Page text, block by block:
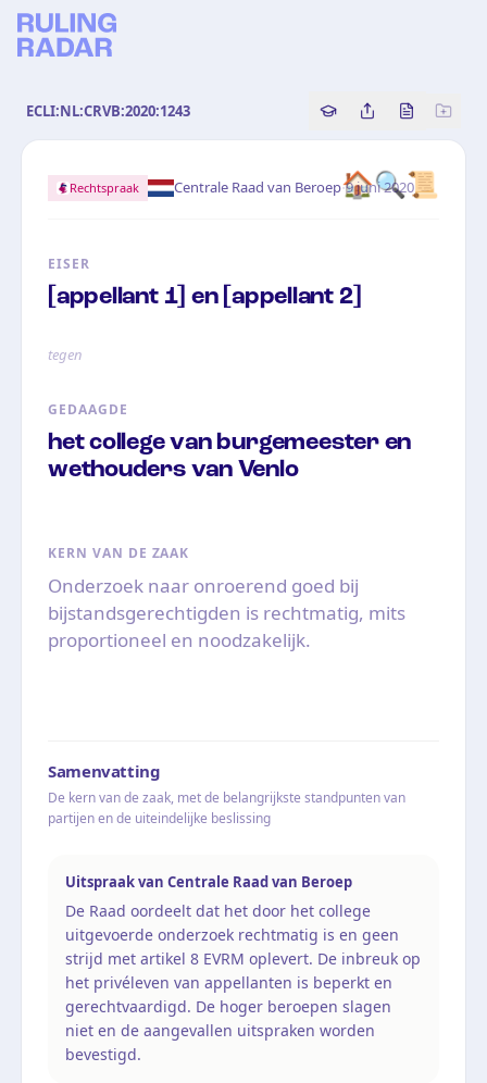
ECLI:NL:CRVB:2020:1243 Copy source
Share this
Bekijk
🏠🔍📜
Rechtspraak Centrale Raad van Beroep·9 juni 2020
EISER
[appellant 1] en [appellant 2]
tegen
GEDAAGDE
het college van burgemeester en
wethouders van Venlo
KERN VAN DE ZAAK
Onderzoek naar onroerend goed bij
bijstandsgerechtigden is rechtmatig, mits
proportioneel en noodzakelijk.
Samenvatting
De kern van de zaak, met de belangrijkste standpunten van
partijen en de uiteindelijke beslissing
Uitspraak van Centrale Raad van Beroep
De Raad oordeelt dat het door het college
uitgevoerde onderzoek rechtmatig is en geen
strijd met artikel 8 EVRM oplevert. De inbreuk op
het privéleven van appellanten is beperkt en
gerechtvaardigd. De hoger beroepen slagen
niet en de aangevallen uitspraken worden
bevestigd.